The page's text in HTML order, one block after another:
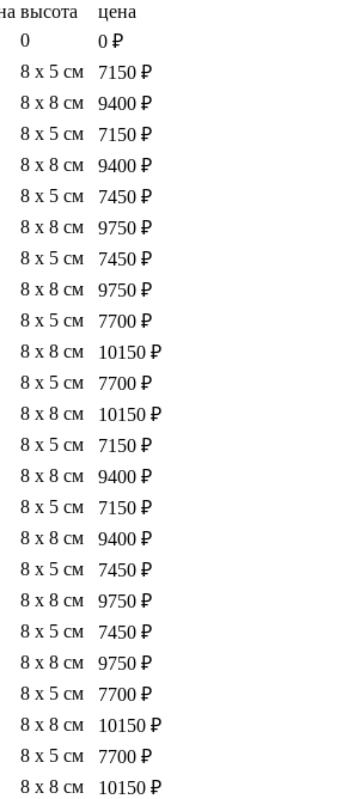
высота
цена
0
0 ₽
8 х 5 см
7150 ₽
8 х 8 см
9400 ₽
8 х 5 см
7150 ₽
8 х 8 см
9400 ₽
8 х 5 см
7450 ₽
8 х 8 см
9750 ₽
8 х 5 см
7450 ₽
8 х 8 см
9750 ₽
8 х 5 см
7700 ₽
8 х 8 см
10150 ₽
8 х 5 см
7700 ₽
8 х 8 см
10150 ₽
8 х 5 см
7150 ₽
8 х 8 см
9400 ₽
8 х 5 см
7150 ₽
8 х 8 см
9400 ₽
8 х 5 см
7450 ₽
8 х 8 см
9750 ₽
8 х 5 см
7450 ₽
8 х 8 см
9750 ₽
8 х 5 см
7700 ₽
8 х 8 см
10150 ₽
8 х 5 см
7700 ₽
8 х 8 см
10150 ₽